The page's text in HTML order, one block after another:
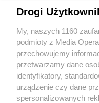
Wydawca mediów
Drogi
My, naszych 1160
podmioty z Media
przechowujemy
przetwarzamy dane
identyfikatory,
urządzenie czy dane
spersonalizowanych